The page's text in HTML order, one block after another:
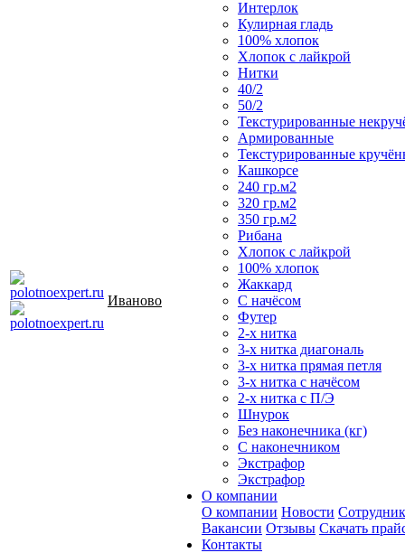
Иваново
Интерлок
Кулирная гладь
100% хлопок
Хлопок с лайкрой
Нитки
40/2
50/2
Текстурированные
Армированные
Текстурированные
Кашкорсе
240 гр.м2
320 гр.м2
350 гр.м2
Рибана
Хлопок с лайкрой
100% хлопок
Жаккард
С начёсом
Футер
2-х нитка
3-х нитка диагональ
3-х нитка прямая петля
3-х нитка с начёсом
2-х нитка с П/Э
Шнурок
Без наконечника (кг)
С наконечником
Экстрафор
Экстрафор
О компании
О компании Новости
Вакансии Отзывы Скачать
Контакты